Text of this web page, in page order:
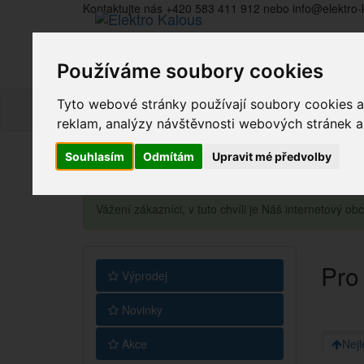
Používáme soubory cookies
Tyto webové stránky používají soubory cookies
reklam, analýzy návštěvnosti webových stránek
Souhlasím Odmítám Upravit mé předvolby
Kontaktujte nás +420 583 411 912 nebo
Vážení zákazníci, v tuto chvíli je Náš internetový
Výprodej
Novinky
Akce